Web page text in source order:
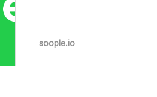
soople.io